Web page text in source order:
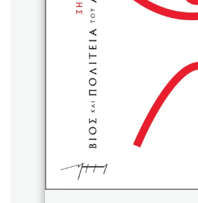
Sebastian Fitzek
Playlist